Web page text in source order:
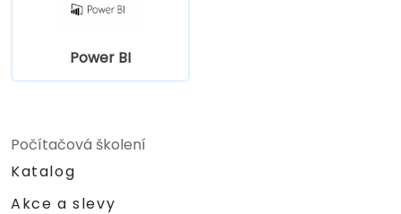
Power BI
Počítačová školení
Katalog
Akce a slevy